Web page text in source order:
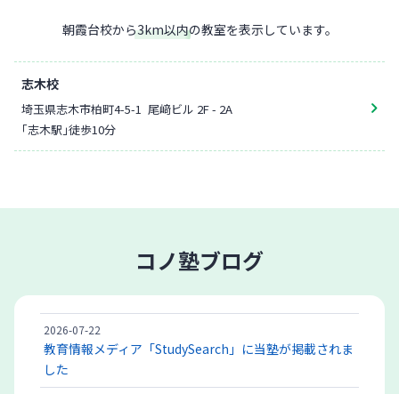
朝霞台校から3km以内の教室を表示しています。
志木校
埼玉県志木市柏町4-5-1 尾﨑ビル 2F - 2A
「志木駅」徒歩10分
コノ塾ブログ
2026-07-22
教育情報メディア「StudySearch」に当塾が掲載されま
した